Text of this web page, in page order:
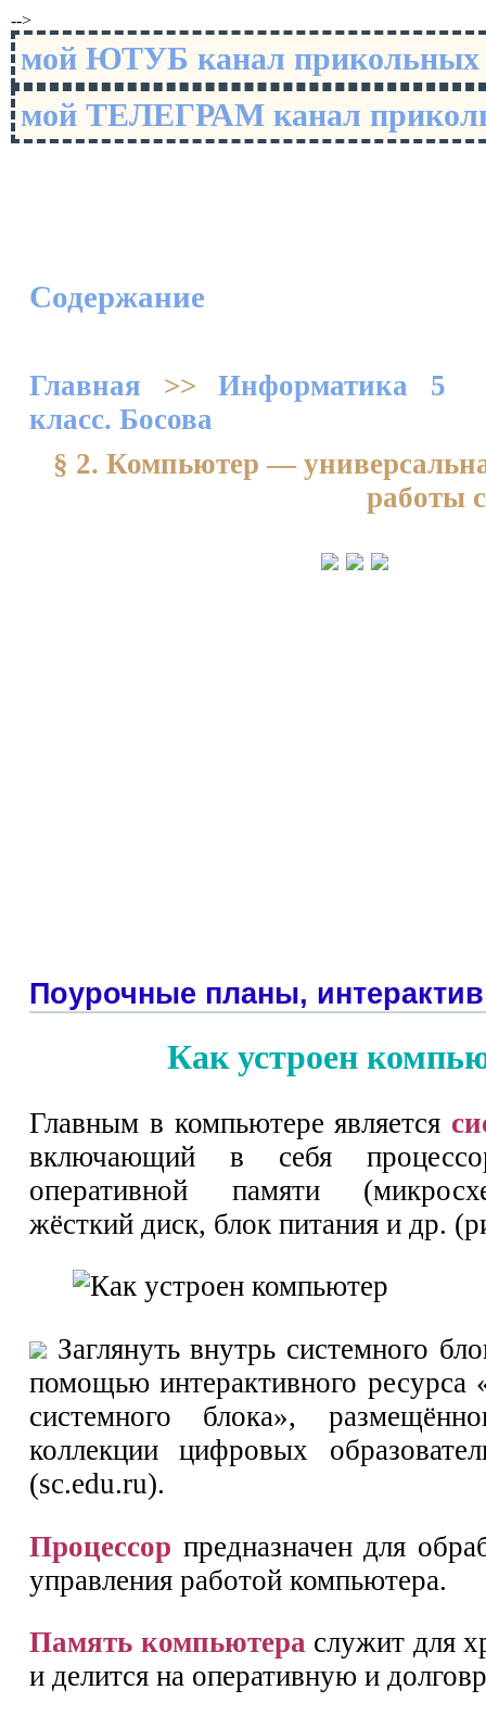
-->
мой ЮТУБ канал
мой ТЕЛЕГРАМ канал
Содержание
Главная >>Информатика 5
класс. Босова
§ 2. Компьютер —
работы
Поурочные планы, интерактив
Как устроен
Главным в компьютере является
включающий в себя
оперативной памяти
жёсткий диск, блок питания и др.
Заглянуть внутрь системного
помощью интерактивного ресурса
системного блока»,
коллекции цифровых
(sc.edu.ru).
Процессор предназначен для
управления работой компьютера.
Память компьютера служит для
и делится на оперативную и